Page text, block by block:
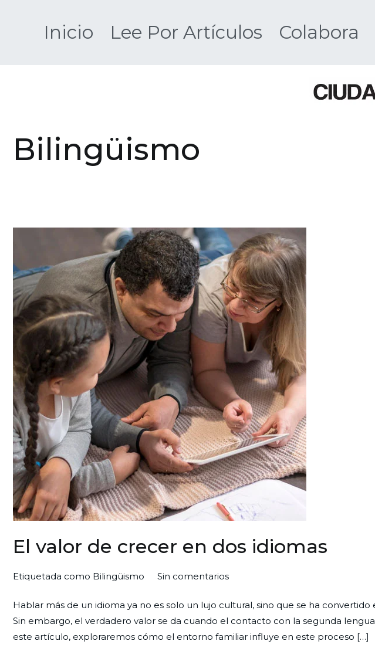
Inicio Lee Por Artículos Colabora
Bilingüismo
El valor de crecer en dos idiomas
Por
Ciudad
Nueva
Publicada
31
de
octubre
Publicada
Formación,
Infancia,
Pedagogía
Etiquetada como Bilingüismo Sin comentariosen
valor
de
crecer
Hablar más de un idioma ya no es solo un lujo cultural, sino que se ha
Sin embargo, el verdadero valor se da cuando el contacto con la segunda
este artículo, exploraremos cómo el entorno familiar influye en este proceso […]